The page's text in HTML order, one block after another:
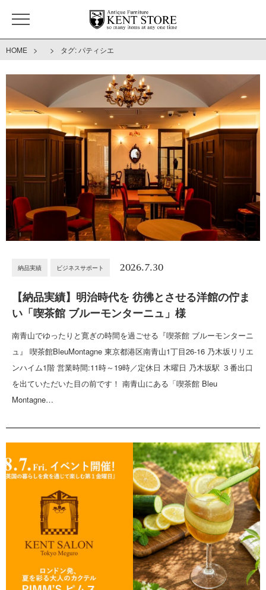
HOME > > タグ: パティシエ
納品実績 ビジネスサポート 2026.7.30
【納品実績】明治時代を 彷彿とさせる洋館の佇ま
い「喫茶館 ブルーモンターニュ」様
南青山でゆったりと寛ぎの時間を過ごせる『喫茶館 ブルーモンターニ
ュ』 喫茶館BleuMontagne 東京都港区南青山1丁目26-16 乃木坂リリエ
ンハイム1階 営業時間:11時～19時／定休日 木曜日 乃木坂駅 ３番出口
を出ていただいた目の前です！ 南青山にある「喫茶館 Bleu
Montagne…